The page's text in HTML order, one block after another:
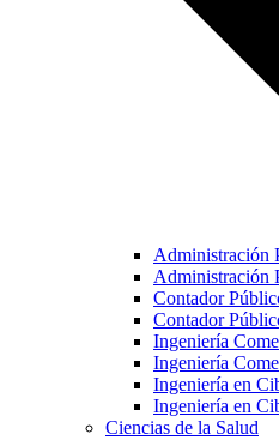
Administración
Administración
Contador
Contador
Ingeniería
Ingeniería
Ingeniería en
Ingeniería en
Ciencias de la Salud